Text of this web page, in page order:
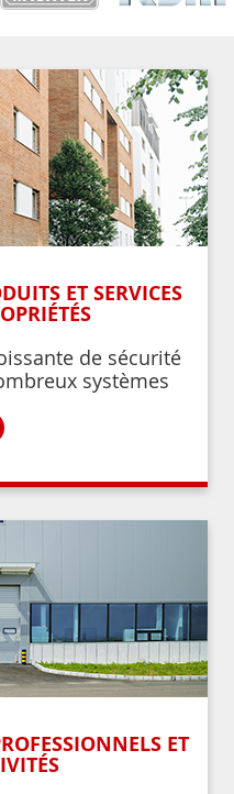
ET SERVICES
de sécurité
systèmes
résidents ou aux
par ces derniers.
ET